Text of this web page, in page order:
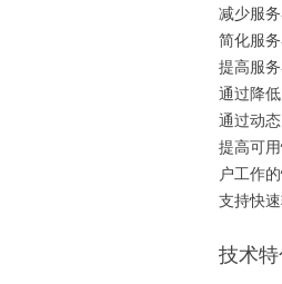
减少服
简化服
提高服
通过降
通过动
提高可
户工作
支持快
技术